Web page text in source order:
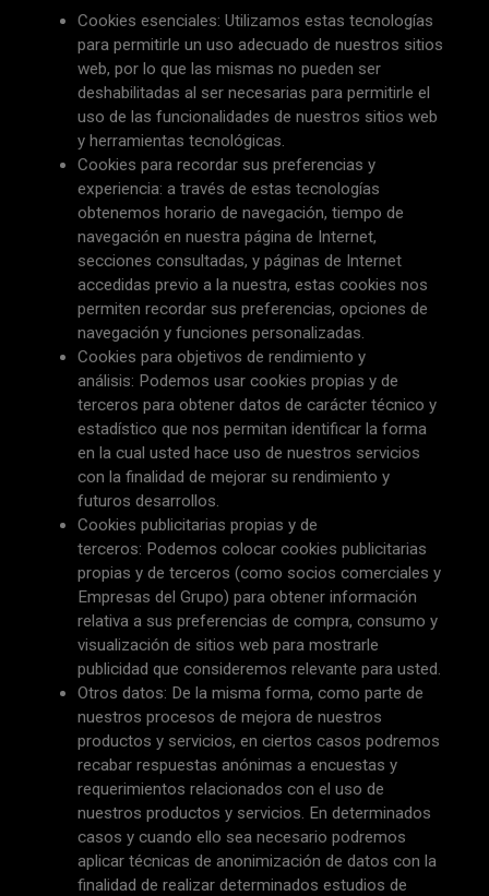
Cookies esenciales: Utilizamos estas tecnologías
para permitirle un uso adecuado de nuestros sitios
web, por lo que las mismas no pueden ser
deshabilitadas al ser necesarias para permitirle el
uso de las funcionalidades de nuestros sitios web
y herramientas tecnológicas.
Cookies para recordar sus preferencias y
experiencia: a través de estas tecnologías
obtenemos horario de navegación, tiempo de
navegación en nuestra página de Internet,
secciones consultadas, y páginas de Internet
accedidas previo a la nuestra, estas cookies nos
permiten recordar sus preferencias, opciones de
navegación y funciones personalizadas.
Cookies para objetivos de rendimiento y
análisis: Podemos usar cookies propias y de
terceros para obtener datos de carácter técnico y
estadístico que nos permitan identificar la forma
en la cual usted hace uso de nuestros servicios
con la finalidad de mejorar su rendimiento y
futuros desarrollos.
Cookies publicitarias propias y de
terceros: Podemos colocar cookies publicitarias
propias y de terceros (como socios comerciales y
Empresas del Grupo) para obtener información
relativa a sus preferencias de compra, consumo y
visualización de sitios web para mostrarle
publicidad que consideremos relevante para usted.
Otros datos: De la misma forma, como parte de
nuestros procesos de mejora de nuestros
productos y servicios, en ciertos casos podremos
recabar respuestas anónimas a encuestas y
requerimientos relacionados con el uso de
nuestros productos y servicios. En determinados
casos y cuando ello sea necesario podremos
aplicar técnicas de anonimización de datos con la
finalidad de realizar determinados estudios de